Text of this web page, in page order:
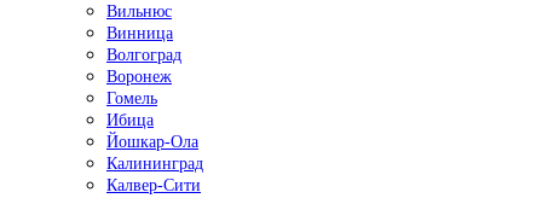
Вильнюс
Винница
Волгоград
Воронеж
Гомель
Ибица
Йошкар-Ола
Калининград
Калвер-Сити